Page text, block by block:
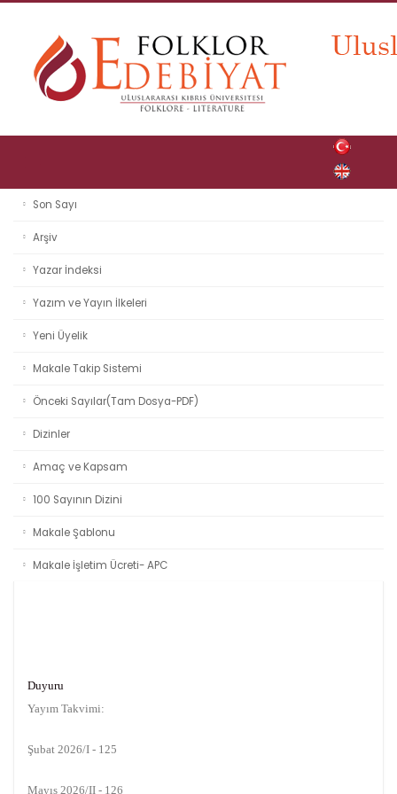
Son Sayı
Arşiv
Yazar İndeksi
Yazım ve Yayın İlkeleri
Yeni Üyelik
Makale Takip Sistemi
Önceki Sayılar(Tam Dosya-PDF)
Dizinler
Amaç ve Kapsam
100 Sayının Dizini
Makale Şablonu
Makale İşletim Ücreti- APC
Duyuru
Yayım Takvimi:
Şubat 2026/I - 125
Mayıs 2026/II - 126